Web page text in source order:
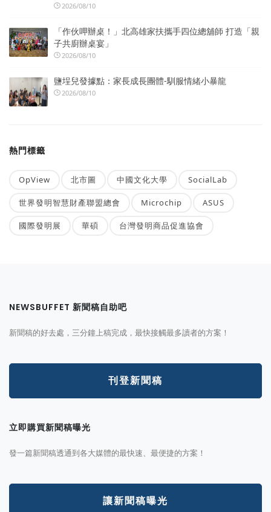
2026/08/10
「作伙呷辦桌！」北高雄家扶攜手四位總舖師 打造「親
子共廚辦桌宴」
2026/08/10
鹽埕兒發據點：家長成長團體-馴服情緒小暴龍
2026/08/10
熱門標籤
OpView 北市圖 中國文化大學 SocialLab
世界發明智慧財產聯盟總會 Microchip ASUS
國際發明展 華碩 台灣發明商品促進協會
NEWSBUFFET 新聞稿自助吧
新聞稿的好去處，三分鐘上稿完成，最快接觸最多讀者的方案！
刊登新聞稿
立即購買新聞稿曝光
發一篇新聞稿透通到各大媒體的最快速、最便捷的方案！
讓新聞稿曝光